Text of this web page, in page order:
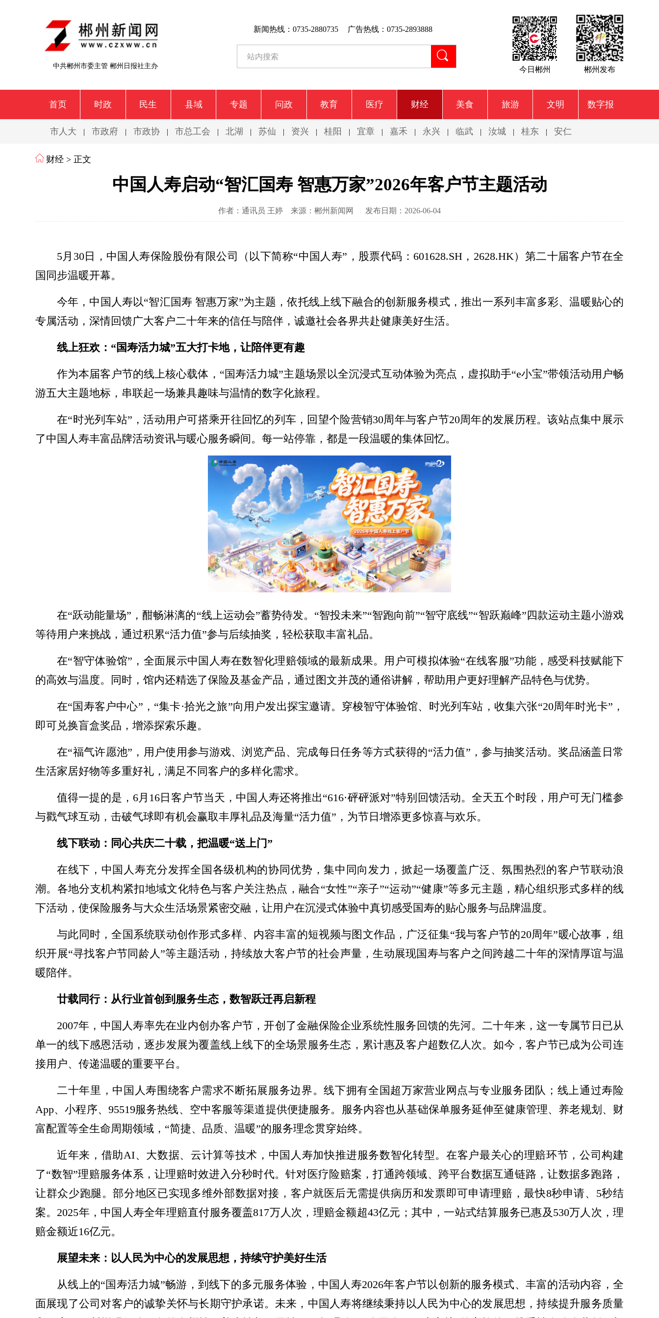
中共郴州市委主管 郴州日报社主办
新闻热线：0735-2880735 广告热线：0735-2893888
今日郴州 郴州发布
首页 时政 民生 县域 专题 问政 教育 医疗 财经 美食 旅游 文明 数字报
市人大 | 市政府 | 市政协 | 市总工会 | 北湖 | 苏仙 | 资兴 | 桂阳 | 宜章 | 嘉禾 | 永兴 | 临武 | 汝城 | 桂东 | 安仁
财经 > 正文
中国人寿启动“智汇国寿 智惠万家”2026年客户节主题活动
作者：通讯员 王婷 来源：郴州新闻网 发布日期：2026-06-04
5月30日，中国人寿保险股份有限公司（以下简称“中国人寿”，股票代码：601628.SH，2628.HK）第二十届客户节在全
国同步温暖开幕。
今年，中国人寿以“智汇国寿 智惠万家”为主题，依托线上线下融合的创新服务模式，推出一系列丰富多彩、温暖贴心的
专属活动，深情回馈广大客户二十年来的信任与陪伴，诚邀社会各界共赴健康美好生活。
线上狂欢：“国寿活力城”五大打卡地，让陪伴更有趣
作为本届客户节的线上核心载体，“国寿活力城”主题场景以全沉浸式互动体验为亮点，虚拟助手“e小宝”带领活动用户畅
游五大主题地标，串联起一场兼具趣味与温情的数字化旅程。
在“时光列车站”，活动用户可搭乘开往回忆的列车，回望个险营销30周年与客户节20周年的发展历程。该站点集中展示
了中国人寿丰富品牌活动资讯与暖心服务瞬间。每一站停靠，都是一段温暖的集体回忆。
在“跃动能量场”，酣畅淋漓的“线上运动会”蓄势待发。“智投未来”“智跑向前”“智守底线”“智跃巅峰”四款运动主题小游戏
等待用户来挑战，通过积累“活力值”参与后续抽奖，轻松获取丰富礼品。
在“智守体验馆”，全面展示中国人寿在数智化理赔领域的最新成果。用户可模拟体验“在线客服”功能，感受科技赋能下
的高效与温度。同时，馆内还精选了保险及基金产品，通过图文并茂的通俗讲解，帮助用户更好理解产品特色与优势。
在“国寿客户中心”，“集卡·拾光之旅”向用户发出探宝邀请。穿梭智守体验馆、时光列车站，收集六张“20周年时光卡”，
即可兑换盲盒奖品，增添探索乐趣。
在“福气许愿池”，用户使用参与游戏、浏览产品、完成每日任务等方式获得的“活力值”，参与抽奖活动。奖品涵盖日常
生活家居好物等多重好礼，满足不同客户的多样化需求。
值得一提的是，6月16日客户节当天，中国人寿还将推出“616·砰砰派对”特别回馈活动。全天五个时段，用户可无门槛参
与戳气球互动，击破气球即有机会赢取丰厚礼品及海量“活力值”，为节日增添更多惊喜与欢乐。
线下联动：同心共庆二十载，把温暖“送上门”
在线下，中国人寿充分发挥全国各级机构的协同优势，集中同向发力，掀起一场覆盖广泛、氛围热烈的客户节联动浪
潮。各地分支机构紧扣地域文化特色与客户关注热点，融合“女性”“亲子”“运动”“健康”等多元主题，精心组织形式多样的线
下活动，使保险服务与大众生活场景紧密交融，让用户在沉浸式体验中真切感受国寿的贴心服务与品牌温度。
与此同时，全国系统联动创作形式多样、内容丰富的短视频与图文作品，广泛征集“我与客户节的20周年”暖心故事，组
织开展“寻找客户节同龄人”等主题活动，持续放大客户节的社会声量，生动展现国寿与客户之间跨越二十年的深情厚谊与温
暖陪伴。
廿载同行：从行业首创到服务生态，数智跃迁再启新程
2007年，中国人寿率先在业内创办客户节，开创了金融保险企业系统性服务回馈的先河。二十年来，这一专属节日已从
单一的线下感恩活动，逐步发展为覆盖线上线下的全场景服务生态，累计惠及客户超数亿人次。如今，客户节已成为公司连
接用户、传递温暖的重要平台。
二十年里，中国人寿围绕客户需求不断拓展服务边界。线下拥有全国超万家营业网点与专业服务团队；线上通过寿险
App、小程序、95519服务热线、空中客服等渠道提供便捷服务。服务内容也从基础保单服务延伸至健康管理、养老规划、财
富配置等全生命周期领域，“简捷、品质、温暖”的服务理念贯穿始终。
近年来，借助AI、大数据、云计算等技术，中国人寿加快推进服务数智化转型。在客户最关心的理赔环节，公司构建
了“数智”理赔服务体系，让理赔时效进入分秒时代。针对医疗险赔案，打通跨领域、跨平台数据互通链路，让数据多跑路，
让群众少跑腿。部分地区已实现多维外部数据对接，客户就医后无需提供病历和发票即可申请理赔，最快8秒申请、5秒结
案。2025年，中国人寿全年理赔直付服务覆盖817万人次，理赔金额超43亿元；其中，一站式结算服务已惠及530万人次，理
赔金额近16亿元。
展望未来：以人民为中心的发展思想，持续守护美好生活
从线上的“国寿活力城”畅游，到线下的多元服务体验，中国人寿2026年客户节以创新的服务模式、丰富的活动内容，全
面展现了公司对客户的诚挚关怀与长期守护承诺。未来，中国人寿将继续秉持以人民为中心的发展思想，持续提升服务质量